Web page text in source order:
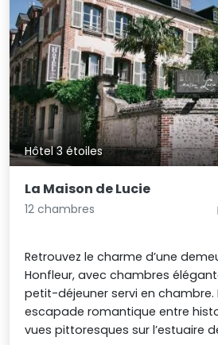
Hôtel 3 étoiles
La Maison de Lucie
12 chambres
Retrouvez le charme d’une
Honfleur, avec chambres
petit-déjeuner servi en chambre.
escapade romantique entre
vues pittoresques sur l’estuaire